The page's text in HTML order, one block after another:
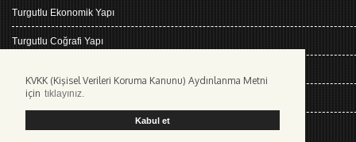
KVKK (Kişisel Verileri Koruma Kanunu) Aydınlanma Metni
için tıklayınız.
Kabul et
Turgutlu Ekonomik Yapı
Turgutlu Coğrafi Yapı
Turgutlu İklimi
Kişisel Verilerin Korunması